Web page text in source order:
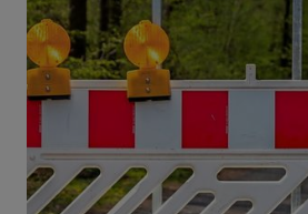
Vollsperrung der Talstraße in